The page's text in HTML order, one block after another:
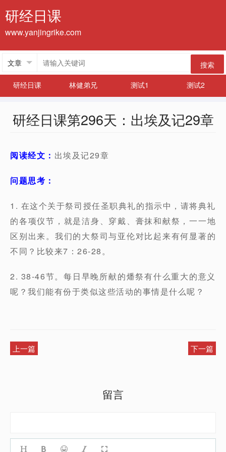
研经日课
www.yanjingrike.com
搜索
研经日课
林健弟兄 测试1 测试2
研经日课第296天：出埃及记29章
阅读经文： 出埃及记29章
问题思考：
1. 在这个关于祭司授任圣职典礼的指示中，请将典礼
的各项仪节，就是洁身、穿戴、膏抹和献祭，一一地
区别出来。我们的大祭司与亚伦对比起来有何显著的
不同？比较来7：26-28。
2. 38-46节。每日早晚所献的燔祭有什么重大的意义
呢？我们能有份于类似这些活动的事情是什么呢？
上一篇 下一篇
留言